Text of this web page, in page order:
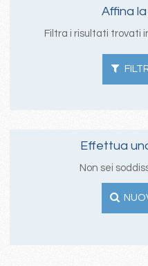
Affina
Filtra i risultati trovati
Effettua
Non sei